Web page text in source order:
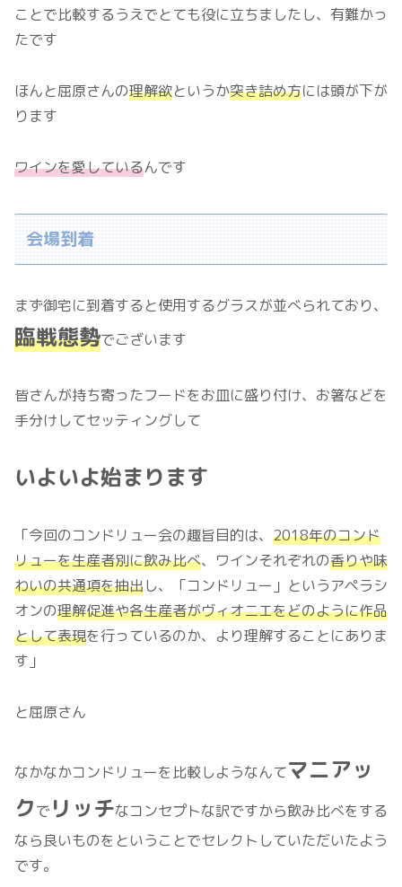
ことで比較するうえでとても役に立ちましたし、有難かっ
たです
ほんと屈原さんの理解欲というか突き詰め方には頭が下が
ります
ワインを愛しているんです
会場到着
まず御宅に到着すると使用するグラスが並べられており、
臨戦態勢でございます
皆さんが持ち寄ったフードをお皿に盛り付け、お箸などを
手分けしてセッティングして
いよいよ始まります
「今回のコンドリュー会の趣旨目的は、 2018年のコンド
リューを生産者別に飲み比べ、ワインそれぞれの香りや味
わいの共通項を抽出し、「コンドリュー」というアペラシ
オンの理解促進や各生産者がヴィオニエをどのように作品
として表現を行っているのか、より理解することにありま
す」
と屈原さん
なかなかコンドリューを比較しようなんてマニアッ
クで リッチなコンセプトな訳ですから飲み比べをする
なら良いものをということでセレクトしていただいたよう
です。